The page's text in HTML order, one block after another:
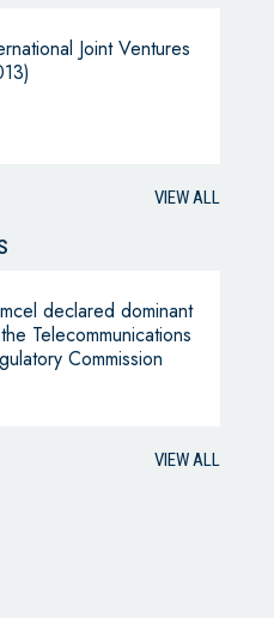
Joint Ventures
VIEW ALL
declared dominant
Telecommunications
Commission
VIEW ALL